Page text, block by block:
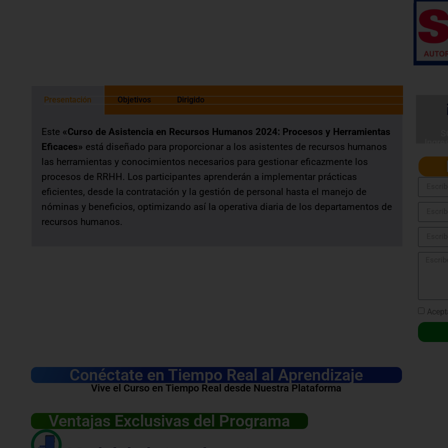
Presentación Objetivos Dirigido
Este «Curso de Asistencia en Recursos Humanos 2024: Procesos y Herramientas
Eficaces» está diseñado para proporcionar a los asistentes de recursos humanos
las herramientas y conocimientos necesarios para gestionar eficazmente los
procesos de RRHH. Los participantes aprenderán a implementar prácticas
eficientes, desde la contratación y la gestión de personal hasta el manejo de
nóminas y beneficios, optimizando así la operativa diaria de los departamentos de
recursos humanos.
Conéctate en Tiempo Real al Aprendizaje
Vive el Curso en Tiempo Real desde Nuestra Plataforma
Ventajas Exclusivas del Programa